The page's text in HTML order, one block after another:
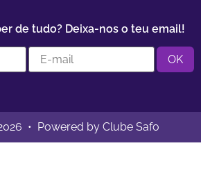
de tudo? Deixa-nos o teu email!
• Powered by Clube Safo